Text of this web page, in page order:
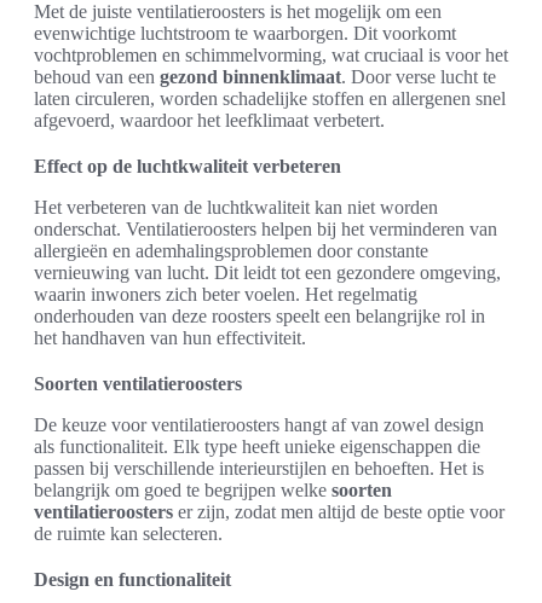
Met de juiste ventilatieroosters is het mogelijk om een
evenwichtige luchtstroom te waarborgen. Dit voorkomt
vochtproblemen en schimmelvorming, wat cruciaal is voor het
behoud van een gezond binnenklimaat. Door verse lucht te
laten circuleren, worden schadelijke stoffen en allergenen snel
afgevoerd, waardoor het leefklimaat verbetert.
Effect op de luchtkwaliteit verbeteren
Het verbeteren van de luchtkwaliteit kan niet worden
onderschat. Ventilatieroosters helpen bij het verminderen van
allergieën en ademhalingsproblemen door constante
vernieuwing van lucht. Dit leidt tot een gezondere omgeving,
waarin inwoners zich beter voelen. Het regelmatig
onderhouden van deze roosters speelt een belangrijke rol in
het handhaven van hun effectiviteit.
Soorten ventilatieroosters
De keuze voor ventilatieroosters hangt af van zowel design
als functionaliteit. Elk type heeft unieke eigenschappen die
passen bij verschillende interieurstijlen en behoeften. Het is
belangrijk om goed te begrijpen welke soorten
ventilatieroosters er zijn, zodat men altijd de beste optie voor
de ruimte kan selecteren.
Design en functionaliteit